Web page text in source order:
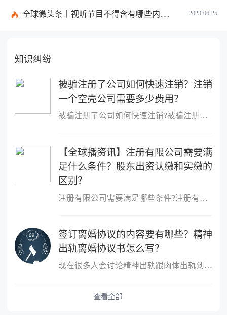
2023-06-25
全球微头条丨视听节目不得含有哪些内容？网络视听监管新规的内容是什么？
知识纠纷
被骗注册了公司如何快速注销？注销
一个空壳公司需要多少费用？
被骗注册了公司如何快速注销?被骗注册公司想注销该公司的注销流程：
【全球播资讯】注册有限公司需要满
足什么条件？股东出资认缴和实缴的
区别？
注册有限公司需要满足哪些条件?注册有限公司需要满足什么条件?1、股
签订离婚协议的内容要有哪些？精神
出轨离婚协议书怎么写？
现在很多人会讨论精神出轨跟肉体出轨到底哪个更严重？这个不同的人
查看全部